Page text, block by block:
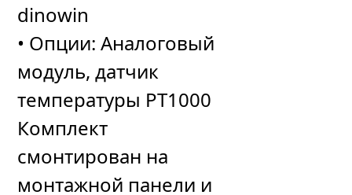
dinowin
• Опции: Аналоговый
модуль, датчик
температуры PT1000
Комплект
смонтирован на
монтажной панели и